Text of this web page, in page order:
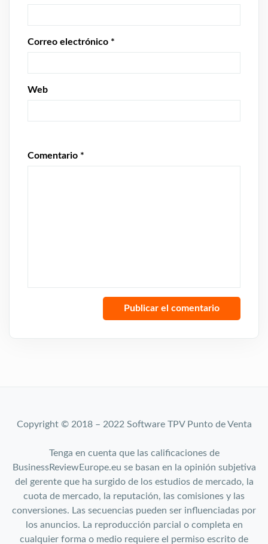
Correo electrónico *
Web
Comentario *
Copyright © 2018 – 2022 Software TPV Punto de Venta
Tenga en cuenta que las calificaciones de
BusinessReviewEurope.eu se basan en la opinión subjetiva
del gerente que ha surgido de los estudios de mercado, la
cuota de mercado, la reputación, las comisiones y las
conversiones. Las secuencias pueden ser influenciadas por
los anuncios. La reproducción parcial o completa en
cualquier forma o medio requiere el permiso escrito de